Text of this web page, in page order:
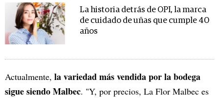
La historia detrás de OPI, la marca
de cuidado de uñas que cumple 40
años
Actualmente, la variedad más vendida por la bodega
sigue siendo Malbec. "Y, por precios, La Flor Malbec es